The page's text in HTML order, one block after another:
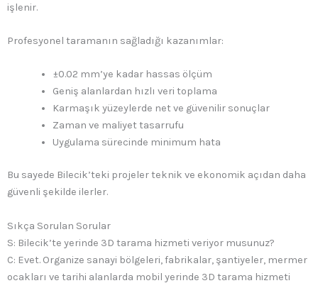
işlenir.
Profesyonel taramanın sağladığı kazanımlar:
±0.02 mm’ye kadar hassas ölçüm
Geniş alanlardan hızlı veri toplama
Karmaşık yüzeylerde net ve güvenilir sonuçlar
Zaman ve maliyet tasarrufu
Uygulama sürecinde minimum hata
Bu sayede Bilecik’teki projeler teknik ve ekonomik açıdan daha
güvenli şekilde ilerler.
Sıkça Sorulan Sorular
S: Bilecik’te yerinde 3D tarama hizmeti veriyor musunuz?
C: Evet. Organize sanayi bölgeleri, fabrikalar, şantiyeler, mermer
ocakları ve tarihi alanlarda mobil yerinde 3D tarama hizmeti